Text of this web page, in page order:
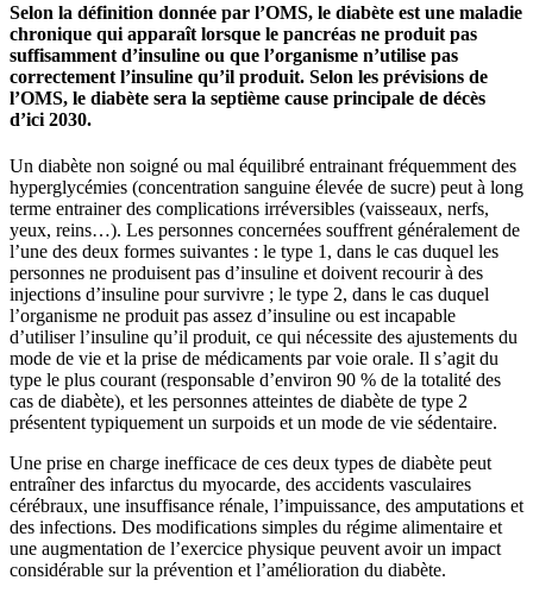
Selon la définition donnée par l’OMS, le diabète est une maladie
chronique qui apparaît lorsque le pancréas ne produit pas
suffisamment d’insuline ou que l’organisme n’utilise pas
correctement l’insuline qu’il produit. Selon les prévisions de
l’OMS, le diabète sera la septième cause principale de décès
d’ici 2030.
Un diabète non soigné ou mal équilibré entrainant fréquemment des
hyperglycémies (concentration sanguine élevée de sucre) peut à long
terme entrainer des complications irréversibles (vaisseaux, nerfs,
yeux, reins…). Les personnes concernées souffrent généralement de
l’une des deux formes suivantes : le type 1, dans le cas duquel les
personnes ne produisent pas d’insuline et doivent recourir à des
injections d’insuline pour survivre ; le type 2, dans le cas duquel
l’organisme ne produit pas assez d’insuline ou est incapable
d’utiliser l’insuline qu’il produit, ce qui nécessite des ajustements du
mode de vie et la prise de médicaments par voie orale. Il s’agit du
type le plus courant (responsable d’environ 90 % de la totalité des
cas de diabète), et les personnes atteintes de diabète de type 2
présentent typiquement un surpoids et un mode de vie sédentaire.
Une prise en charge inefficace de ces deux types de diabète peut
entraîner des infarctus du myocarde, des accidents vasculaires
cérébraux, une insuffisance rénale, l’impuissance, des amputations et
des infections. Des modifications simples du régime alimentaire et
une augmentation de l’exercice physique peuvent avoir un impact
considérable sur la prévention et l’amélioration du diabète.